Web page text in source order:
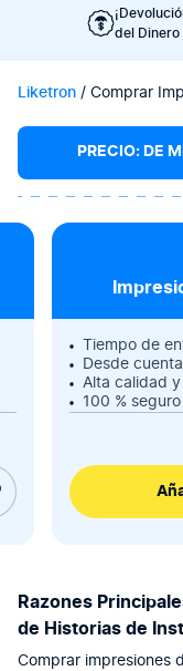
del Dinero
Liketron / Comprar
PRECIO: DE
Tiempo de
Desde
Alta calidad
100 % seguro
Razones
de Historias de
Comprar impresiones